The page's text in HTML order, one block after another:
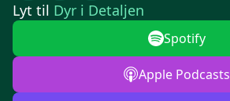
Lyt til Dyr i Detaljen
Spotify
Apple Podcasts